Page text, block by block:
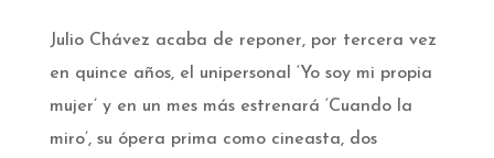
Julio Chávez acaba de reponer, por tercera vez
en quince años, el unipersonal ‘Yo soy mi propia
mujer’ y en un mes más estrenará ‘Cuando la
miro’, su ópera prima como cineasta, dos